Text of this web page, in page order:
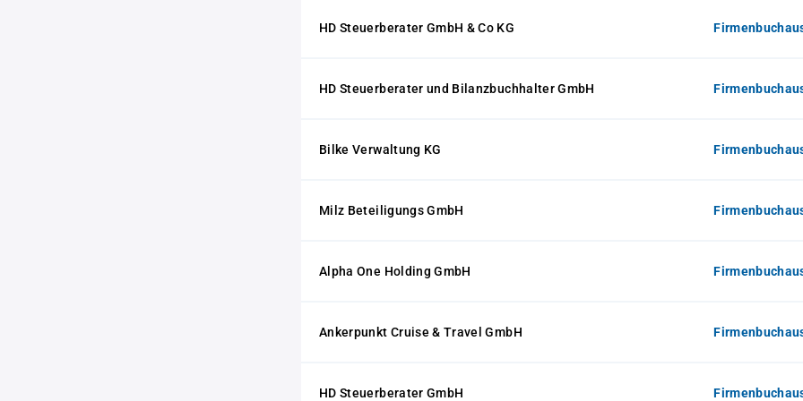
HD Steuerberater GmbH & Co KG
HD Steuerberater und Bilanzbuchhalter GmbH
Bilke Verwaltung KG
Milz Beteiligungs GmbH
Alpha One Holding GmbH
Ankerpunkt Cruise & Travel GmbH
HD Steuerberater GmbH